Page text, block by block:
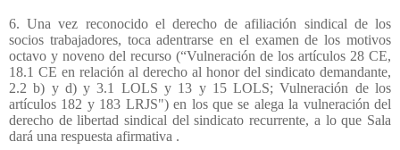
6. Una vez reconocido el derecho de afiliación sindical de los
socios trabajadores, toca adentrarse en el examen de los motivos
octavo y noveno del recurso (“Vulneración de los artículos 28 CE,
18.1 CE en relación al derecho al honor del sindicato demandante,
2.2 b) y d) y 3.1 LOLS y 13 y 15 LOLS; Vulneración de los
artículos 182 y 183 LRJS") en los que se alega la vulneración del
derecho de libertad sindical del sindicato recurrente, a lo que Sala
dará una respuesta afirmativa .